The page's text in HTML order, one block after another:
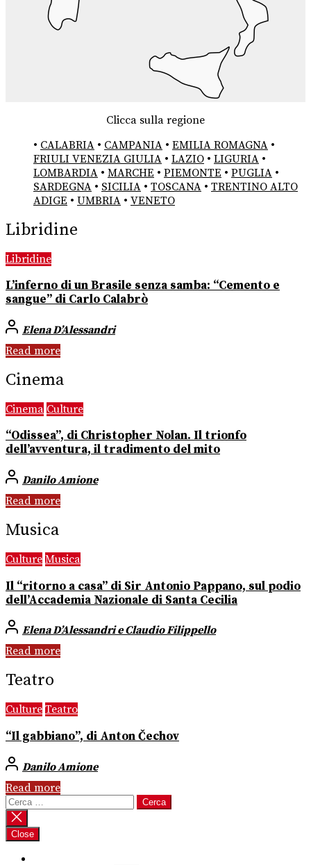
Clicca sulla regione
• CALABRIA • CAMPANIA • EMILIA ROMAGNA •
FRIULI VENEZIA GIULIA • LAZIO • LIGURIA •
LOMBARDIA • MARCHE • PIEMONTE • PUGLIA •
SARDEGNA • SICILIA • TOSCANA • TRENTINO ALTO
ADIGE • UMBRIA • VENETO
Libridine
Libridine
L’inferno di un Brasile senza samba: “Cemento e
sangue” di Carlo Calabrò
Elena D’Alessandri
Read more
Cinema
Cinema Culture
“Odissea”, di Christopher Nolan. Il trionfo
dell’avventura, il tradimento del mito
Danilo Amione
Read more
Musica
Culture Musica
Il “ritorno a casa” di Sir Antonio Pappano, sul podio
dell’Accademia Nazionale di Santa Cecilia
Elena D’Alessandri e Claudio Filippello
Read more
Teatro
Culture Teatro
“Il gabbiano”, di Anton Čechov
Danilo Amione
Read more
Ricerca
per:
Close